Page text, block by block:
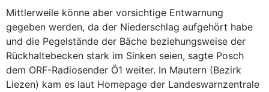
Mittlerweile könne aber vorsichtige Entwarnung
gegeben werden, da der Niederschlag aufgehört habe
und die Pegelstände der Bäche beziehungsweise der
Rückhaltebecken stark im Sinken seien, sagte Posch
dem ORF-Radiosender Ö1 weiter. In Mautern (Bezirk
Liezen) kam es laut Homepage der Landeswarnzentrale